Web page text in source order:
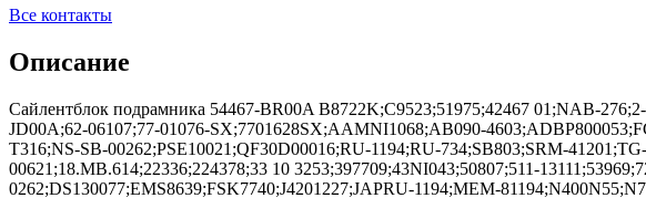
Все контакты
Описание
Сайлентблок подрамника 54467-BR00A B8722K;C9523;51975;42467 01;NAB-
JD00A;62-06107;77-01076-SX;7701628SX;AAMNI1068;AB090-
T316;NS-SB-00262;PSE10021;QF30D00016;RU-1194;RU-734;SB803;SRM-
00621;18.MB.614;22336;224378;33 10 3253;397709;43NI043;50807;511-
0262;DS130077;EMS8639;FSK7740;J4201227;JAPRU-1194;MEM-